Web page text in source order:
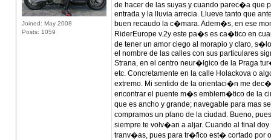
Joined: May 2008
Posts: 1059
de hacer de las suyas y cuando parec�a que
entrada y la lluvia arrecia. Llueve tanto que
buen recaudo la c�mara. Adem�s, en ese
RiderEurope v.2y este pa�s es ca�tico en
de tener un amor ciego al morapio y claro,
el nombre de las calles con sus particulares
Strana, en el centro neur�lgico de la Praga
etc. Concretamente en la calle Holackova o
extremo. Mi sentido de la orientaci�n me
encontrar el puente m�s emblem�tico de la
que es ancho y grande; navegable para mas
compramos un plano de la ciudad. Bueno,
siempre te volv�an a aljar. Cuando al final
tranv�as, pues para tr�fico est� cortado por